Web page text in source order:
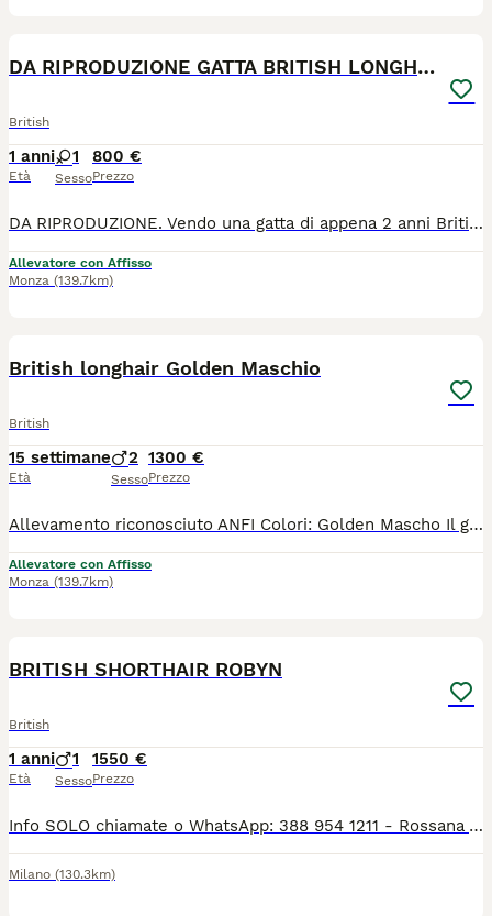
DA RIPRODUZIONE GATTA BRITISH LONGHAIR
British
1 anni
Età
1
Sesso
800 €
Prezzo
DA RIPRODUZIONE. Vendo una gatta di appena 2 anni British longhair Colore: Point, nata aprile 2024 Dolce, tranquilla, autonoma, va d'accordo con tutti. Pedigree WCF, Certificato di buona salute Vaccinata, microchipata Www.miciovillage.it Allevamento ANFI "MicioVillage " a Monza P.S. CEDO QUALCHE ALTRA GATTA GIOVANE ADULTA . BELLISSIMI ESEMPLARI DEL NOSTRO ALLEVAMENTO. ANCHE DA RIPRODUZIONE DA CONPAGNIA 800 euro DA RIPRODUZIONE 1200 euro
Allevatore con Affisso
Monza (139.7km)
British longhair Golden Maschio
British
15 settimane
Età
2
Sesso
1300 €
Prezzo
Allevamento riconosciuto ANFI Colori: Golden Mascho Il gattino sarà ceduto con : - PEDIGREE ANFI - microchip, - libretto sanitario, - certificato di buona salute - registrazione al ASL - passaggio di proprietà - completamente sverminato - svezzato - completamente vaccinato - start kit kitten (crocchette, umido, gioco, etc) - assistenza post vendita Test negativi di PKD, FELV, FIV sono depositati a ANFI Il prezzo 1300
Allevatore con Affisso
Monza (139.7km)
BRITISH SHORTHAIR ROBYN
British
1 anni
Età
1
Sesso
1550 €
Prezzo
Info SOLO chiamate o WhatsApp: 388 954 1211 - Rossana Allevamento Silvestro Club ENFI Il nostro splendido Robin, British Shorthair, nato il 21.08.2024, è disponibile come STALLONE PER RIPRODUZIONE. - Pedigree ENFI - Gruppo sanguigno B - Test FIV, FeLV e PKD negativi - Portatore di cinnamon Robin ha un carattere dolce, affettuoso e coccolone. È già papà di numerosi splendidi cuccioli. È un gatto che non marca il territorio ed è abituato a convivere con altri gatti. Purtroppo, nel nostro allevamento gli altri maschi hanno iniziato ad aggredirlo e, per il suo benessere, abbiamo deciso di trovargli una nuova sistemazione come stallone da riproduzione.
Milano (130.3km)